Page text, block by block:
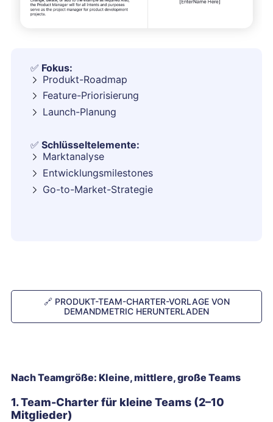
✅ Fokus:
Produkt-Roadmap
Feature-Priorisierung
Launch-Planung
✅ Schlüsseltelemente:
Marktanalyse
Entwicklungsmilestones
Go-to-Market-Strategie
🔗PRODUKT-TEAM-CHARTER-VORLAGE VON
DEMANDMETRIC HERUNTERLADEN
Nach Teamgröße: Kleine, mittlere, große Teams
1. Team-Charter für kleine Teams (2–10
Mitglieder)